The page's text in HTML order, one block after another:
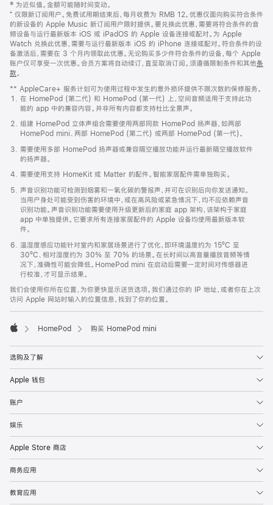
页
页
脚
注
‡ 为近似值。金额可能随时间变动。
⁺ 仅限新订阅用户。免费试用期结束后，每月收费为 RMB 12。优惠仅面向购买符合条件
的新设备的 Apple Music 新订阅用户限时提供。要兑换此优惠，需要将符合条件的音
频设备与运行最新版本 iOS 或 iPadOS 的 Apple 设备连接或配对。为 Apple
Watch 兑换此优惠，需要与运行最新版本 iOS 的 iPhone 连接或配对。符合条件的设
备激活后，需要在 3 个月内领取此优惠。无论购买多少件符合条件的设备，每个 Apple
账户仅可享受一次优惠。会员方案将自动续订，直至取消订阅。须遵循限制条件和其他条
款。
窗
口
中
打
开)
** AppleCare+ 服务计划可为使用过程中发生的意外损坏提供不限次数的保修服务。
在 HomePod (第二代) 和 HomePod (第一代) 上，空间音频适用于支持此功
能的 app 中的兼容内容。并非所有内容都支持杜比全景声。
组建 HomePod 立体声组合需要使用两部同款 HomePod 扬声器，如两部
HomePod mini、两部 HomePod (第二代) 或两部 HomePod (第一代)。
需要使用多部 HomePod 扬声器或兼容隔空播放功能并运行最新隔空播放软件
的扬声器。
需要使用支持 HomeKit 或 Matter 的配件。智能家居配件需单独购买。
声音识别功能可检测到烟雾和一氧化碳的警报声，并可在识别后向你发送通知。
当用户身处可能受到伤害的环境中，或在高风险或紧急情况下，均不应依赖声音
识别功能。声音识别功能需要使用升级更新后的家庭 app 架构，该架构于家庭
app 中单独提供。它要求所有连接家居配件的 Apple 设备均使用最新版本软
件。
温湿度感应功能针对室内和家居场景进行了优化，即环境温度约为 15ºC 至
30ºC、相对湿度约为 30% 至 70% 的场景。在长时间以高音量播放音频等情
况下，准确性可能会降低。HomePod mini 在启动后需要一定时间对传感器进
行校准，才可显示结果。
我们会使用你所在位置，为你更快显示送货选项。我们通过你的 IP 地址，或者你在上次
访问 Apple 网站时输入的位置信息，找到了你的位置。
HomePod 购买 HomePod mini
选购及了解
Apple 钱包
账户
娱乐
Apple Store 商店
商务应用
教育应用